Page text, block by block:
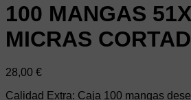
100 MANGAS
MICRAS
28,00 €
Calidad Extra: Caja 100 mangas